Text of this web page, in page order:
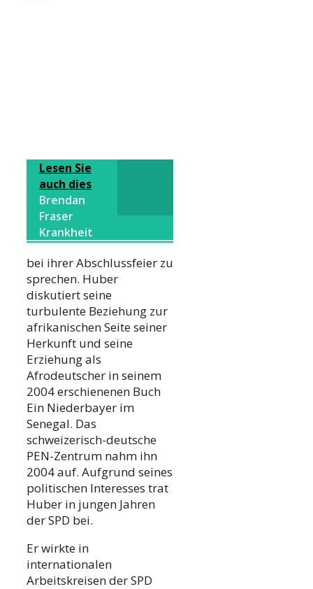
Lesen Sie
auch dies
Brendan
Fraser
Krankheit
bei ihrer Abschlussfeier zu
sprechen. Huber
diskutiert seine
turbulente Beziehung zur
afrikanischen Seite seiner
Herkunft und seine
Erziehung als
Afrodeutscher in seinem
2004 erschienenen Buch
Ein Niederbayer im
Senegal. Das
schweizerisch-deutsche
PEN-Zentrum nahm ihn
2004 auf. Aufgrund seines
politischen Interesses trat
Huber in jungen Jahren
der SPD bei.
Er wirkte in
internationalen
Arbeitskreisen der SPD